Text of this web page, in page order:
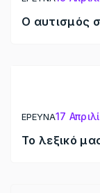
Ο αυτισμός
Το λεξικό
ΕΡΕΥΝΑ17